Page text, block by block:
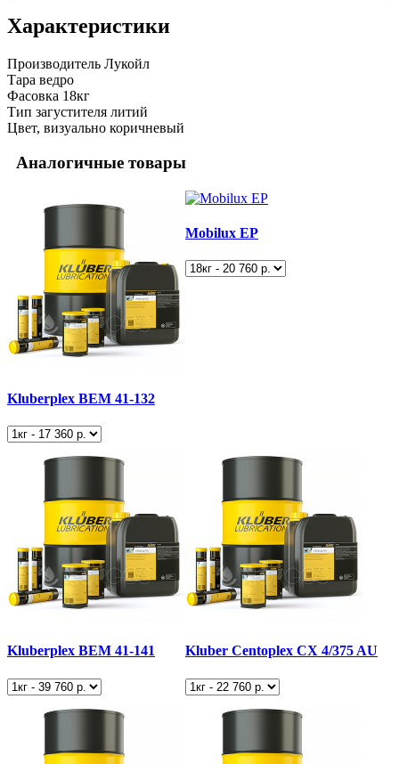
Характеристики
Производитель Лукойл
Тара ведро
Фасовка 18кг
Тип загустителя литий
Цвет, визуально коричневый
Аналогичные товары
Kluberplex BEM 41-132
Mobilux EP
Kluberplex BEM 41-141 Kluber Centoplex CX 4/375 AU